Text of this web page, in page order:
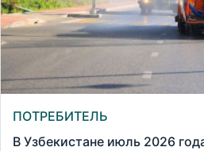
ПОТРЕБИТЕЛЬ
В Узбекистане июль 2026